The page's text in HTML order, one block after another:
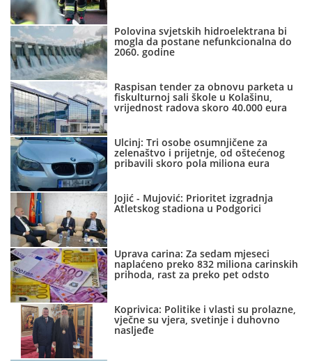
Polovina svjetskih hidroelektrana bi
mogla da postane nefunkcionalna do
2060. godine
Raspisan tender za obnovu parketa u
fiskulturnoj sali škole u Kolašinu,
vrijednost radova skoro 40.000 eura
Ulcinj: Tri osobe osumnjičene za
zelenaštvo i prijetnje, od oštećenog
pribavili skoro pola miliona eura
Jojić - Mujović: Prioritet izgradnja
Atletskog stadiona u Podgorici
Uprava carina: Za sedam mjeseci
naplaćeno preko 832 miliona carinskih
prihoda, rast za preko pet odsto
Koprivica: Politike i vlasti su prolazne,
vječne su vjera, svetinje i duhovno
nasljeđe